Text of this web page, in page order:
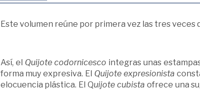
Este volumen reúne por primera vez las tres veces
Así, el Quijote codornicesco integras unas
forma muy expresiva. El Quijote expresionista
elocuencia plástica. El Quijote cubista ofrece una